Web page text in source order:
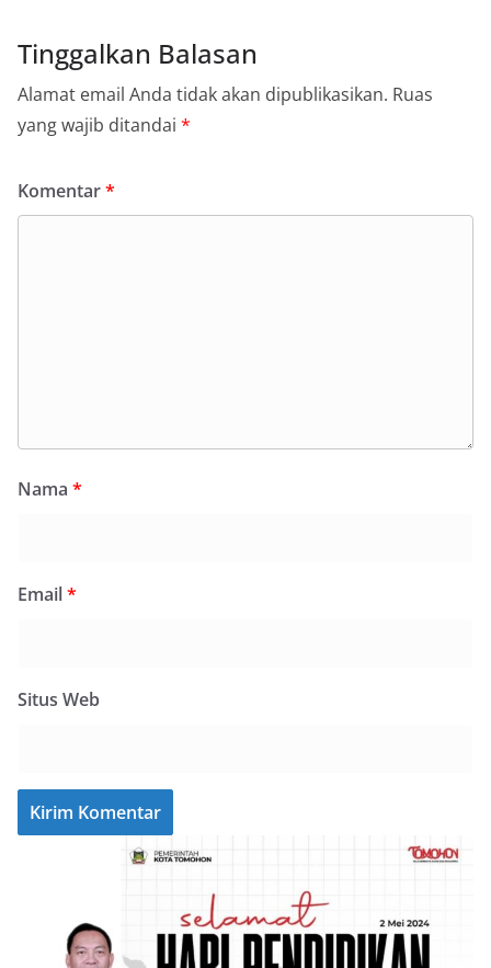
Tinggalkan Balasan
Alamat email Anda tidak akan dipublikasikan. Ruas
yang wajib ditandai *
Komentar*
Nama *
Email*
Situs Web